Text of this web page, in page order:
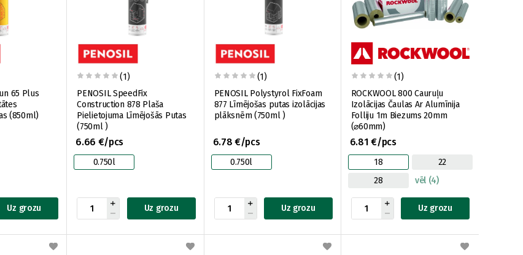
65 Plus
(850ml)
Uz grozu
(1)
PENOSIL SpeedFix
Construction 878 Plaša
Pielietojuma Līmējošās Putas
(750ml )
6.66 €/pcs
0.750l
Uz grozu
(1)
PENOSIL Polystyrol FixFoam
877 Līmējošas putas izolācijas
plāksnēm (750ml )
6.78 €/pcs
0.750l
Uz grozu
(1)
ROCKWOOL 800 Cauruļu
Izolācijas Čaulas Ar Alumīnija
Folliju 1m Biezums 20mm
(⌀60mm)
6.81 €/pcs
18
22
28
vēl (4)
Uz grozu